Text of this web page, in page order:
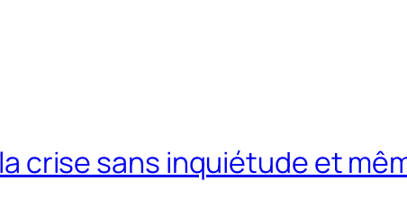
crise sans inquiétude et